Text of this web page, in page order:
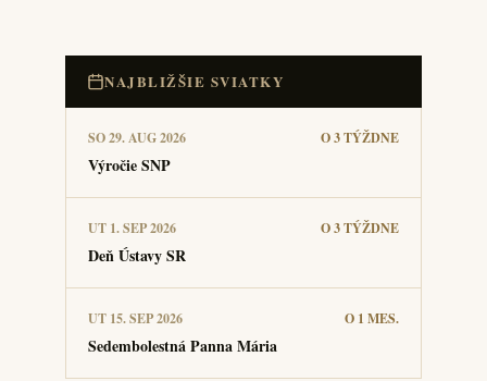
NAJBLIŽŠIE SVIATKY
SO 29. AUG 2026 O 3 TÝŽDNE
Výročie SNP
UT 1. SEP 2026 O 3 TÝŽDNE
Deň Ústavy SR
UT 15. SEP 2026 O 1 MES.
Sedembolestná Panna Mária